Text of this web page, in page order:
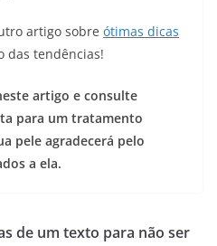
artigo sobre ótimas dicas
das tendências!
artigo e consulte
para um tratamento
pele agradecerá pelo
a ela.
de um texto para não ser